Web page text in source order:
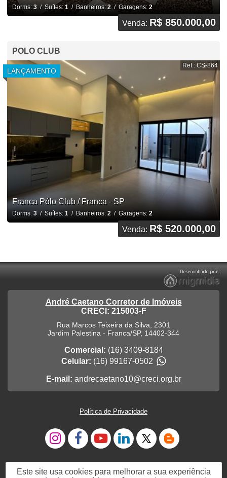
Dorms: 3/ Suítes: 1/ Banheiros: 2/ Garagens: 2
Venda: R$ 850.000,00
POLO CLUB
LANÇAMENTO
Ref.: CS-864
Franca Pólo Club / Franca - SP
Dorms: 3/ Suítes: 1 / Banheiros: 2/ Garagens: 2
Venda: R$ 520.000,00
André Caetano Corretor de Imóveis
CRECI: 215003-F
Rua Marcos Teixeira da Silva, 2301
Jardim Palestina - Franca/SP, 14402-344
Comercial: (16) 3409-8184
Celular: (16) 99167-0502
E-mail: andrecaetano10@creci.org.br
Política de Privacidade
Este site usa cookies para melhorar a sua experiência